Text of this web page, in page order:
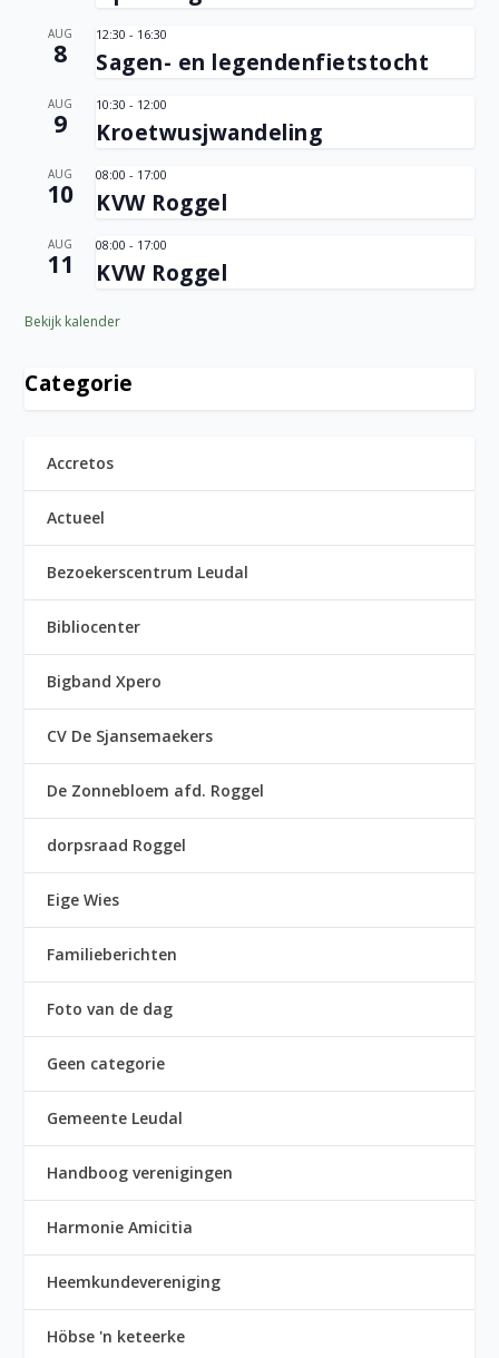
AUG
8
12:30 - 16:30
Sagen- en legendenfietstocht
AUG
9
10:30 - 12:00
Kroetwusjwandeling
AUG
10
08:00 - 17:00
KVW Roggel
AUG
11
08:00 - 17:00
KVW Roggel
Bekijk kalender
Categorie
Accretos
Actueel
Bezoekerscentrum Leudal
Bibliocenter
Bigband Xpero
CV De Sjansemaekers
De Zonnebloem afd. Roggel
dorpsraad Roggel
Eige Wies
Familieberichten
Foto van de dag
Geen categorie
Gemeente Leudal
Handboog verenigingen
Harmonie Amicitia
Heemkundevereniging
Höbse 'n keteerke